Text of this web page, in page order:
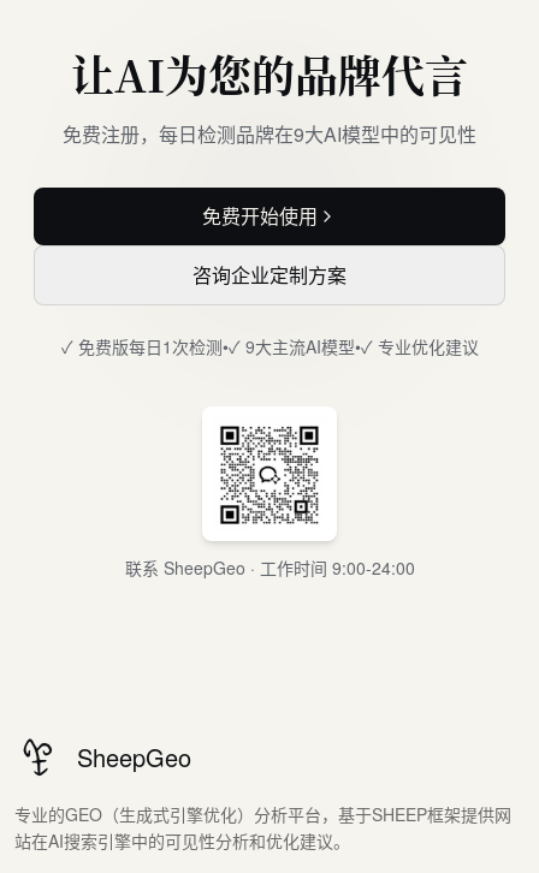
让AI为您的品牌代言
免费注册，每日检测品牌在9大AI模型中的可见性
免费开始使用
咨询企业定制方案
✓ 免费版每日1次检测•✓ 9大主流AI模型•✓ 专业优化建议
联系 SheepGeo · 工作时间 9:00-24:00
SheepGeo
专业的GEO（生成式引擎优化）分析平台，基于SHEEP框架提供网
站在AI搜索引擎中的可见性分析和优化建议。